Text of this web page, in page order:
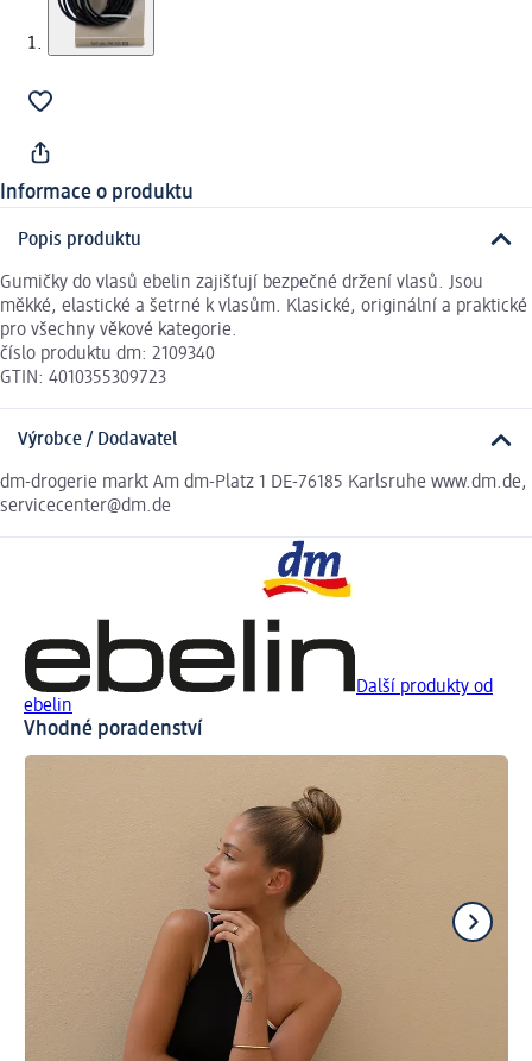
Informace o produktu
Popis produktu
Gumičky do vlasů ebelin zajišťují bezpečné držení vlasů. Jsou
měkké, elastické a šetrné k vlasům. Klasické, originální a praktické
pro všechny věkové kategorie.
číslo produktu dm: 2109340
GTIN: 4010355309723
Výrobce / Dodavatel
dm-drogerie markt Am dm-Platz 1 DE-76185 Karlsruhe www.dm.de,
servicecenter@dm.de
Další produkty od
ebelin
Vhodné poradenství